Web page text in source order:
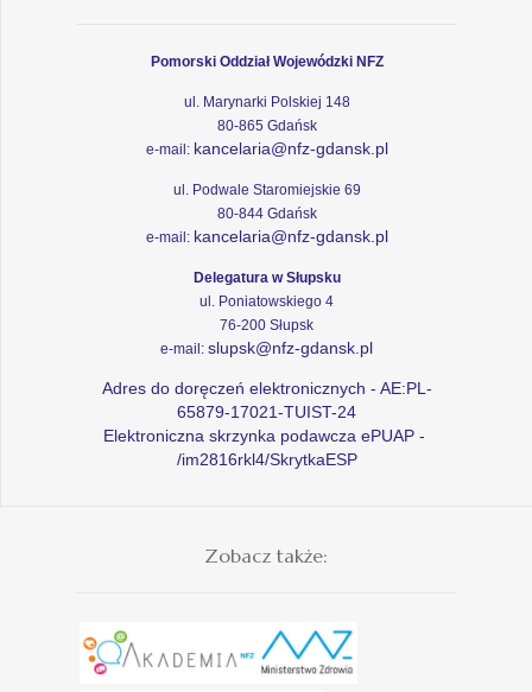
Pomorski Oddział Wojewódzki NFZ
ul. Marynarki Polskiej 148
80-865 Gdańsk
e-mail: kancelaria@nfz-gdansk.pl
ul. Podwale Staromiejskie 69
80-844 Gdańsk
e-mail: kancelaria@nfz-gdansk.pl
Delegatura w Słupsku
ul. Poniatowskiego 4
76-200 Słupsk
e-mail: slupsk@nfz-gdansk.pl
Adres do doręczeń elektronicznych - AE:PL-
65879-17021-TUIST-24
Elektroniczna skrzynka podawcza ePUAP -
/im2816rkl4/SkrytkaESP
Zobacz także: